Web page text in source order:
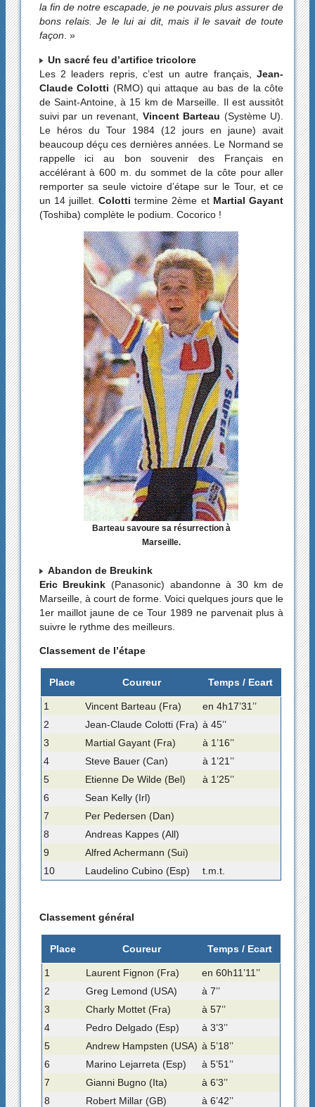
la fin de notre escapade, je ne pouvais plus assurer de
bons relais. Je le lui ai dit, mais il le savait de toute
façon. »
Un sacré feu d’artifice tricolore
Les 2 leaders repris, c’est un autre français,
Jean-
Claude Colotti (RMO) qui attaque au bas de la côte
de Saint-Antoine, à 15 km de Marseille. Il est aussitôt
suivi par un revenant,
Vincent Barteau (Système U).
Le héros du Tour 1984 (12 jours en jaune) avait
beaucoup déçu ces dernières années. Le Normand se
rappelle ici au bon souvenir des Français en
accélérant à 600 m. du sommet de la côte pour aller
remporter sa seule victoire d’étape sur le Tour, et ce
un 14 juillet. Colotti termine 2ème et Martial Gayant
(Toshiba) complète le podium. Cocorico !
Barteau savoure sa résurrection à
Marseille.
Abandon de Breukink
Eric Breukink (Panasonic) abandonne à 30 km de
Marseille, à court de forme. Voici quelques jours que le
1er maillot jaune de ce Tour 1989 ne parvenait plus à
suivre le rythme des meilleurs.
Classement de l’étape
Place Coureur Temps / Ecart
1 Vincent Barteau (Fra)
en 4h17’31’’
2
Jean-Claude Colotti (Fra) à 45’’
3
Martial Gayant (Fra)
à 1’16’’
4
Steve Bauer (Can)
à 1’21’’
5
Etienne De Wilde (Bel)
à 1’25’’
6
Sean Kelly (Irl)
7
Per Pedersen (Dan)
8
Andreas Kappes (All)
9
Alfred Achermann (Sui)
10
Laudelino Cubino (Esp) t.m.t.
Classement général
Place Coureur Temps / Ecart
1 Laurent Fignon (Fra)
en 60h11’11’’
2
Greg Lemond (USA)
à 7’’
3
Charly Mottet (Fra)
à 57’’
4
Pedro Delgado (Esp)
à 3’3’’
5
Andrew Hampsten (USA) à 5’18’’
6
Marino Lejarreta (Esp)
à 5’51’’
7
Gianni Bugno (Ita)
à 6’3’’
8
Robert Millar (GB) à 6’42’’